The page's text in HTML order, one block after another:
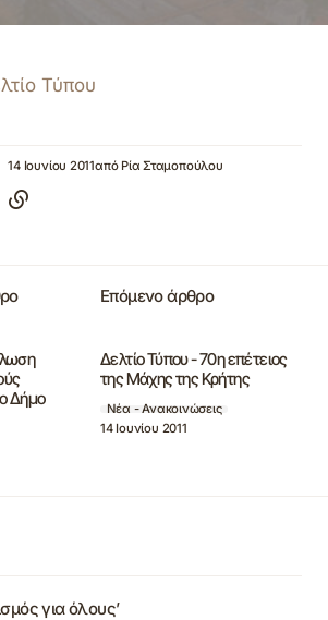
Τύπου
14 Ιουνίου 2011από Ρία Σταμοπούλου
Δήμο
Επόμενο άρθρο
Δελτίο Τύπου - 70η επέτειος
της Μάχης της Κρήτης
Νέα - Ανακοινώσεις
14 Ιουνίου 2011
για όλους’